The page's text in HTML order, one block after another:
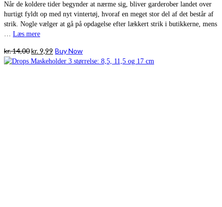
Når de koldere tider begynder at nærme sig, bliver garderober landet over
hurtigt fyldt op med nyt vintertøj, hvoraf en meget stor del af det består af
strik. Nogle vælger at gå på opdagelse efter lækkert strik i butikkerne, mens
… Læs mere
kr.14,00Den
oprindelige
kr.9,99 Den
aktuelle
Buy Now